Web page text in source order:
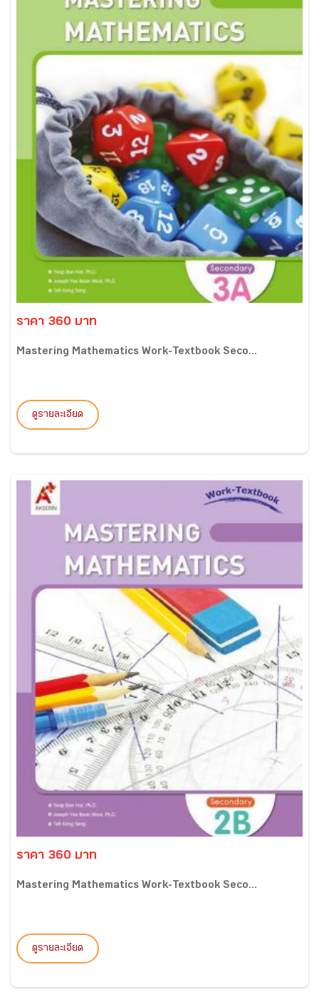
ราคา 360 บาท
Mastering Mathematics Work-Textbook Seco...
ดูรายละเอียด
ราคา 360 บาท
Mastering Mathematics Work-Textbook Seco...
ดูรายละเอียด